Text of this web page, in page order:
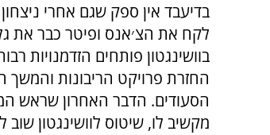
בדיעבד אין ספק שגם אחרי
לקח את הצ׳אנס ופיטר כבר את
בוושינגטון פותחים הזדמנויות
החזרת פרויקט הריבונות
הסעודים. הדבר האחרון שראש
מקשיב לו, שיטוס לוושינגטון